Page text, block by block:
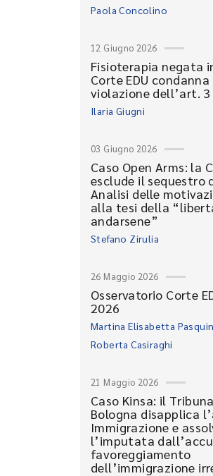
Paola Concolino
12 Giugno 2026
Fisioterapia negata
Corte EDU
violazione dell’art. 3
Ilaria Giugni
03 Giugno 2026
Caso Open Arms: la
esclude il sequestro
Analisi delle
alla tesi della
andarsene”
Stefano Zirulia
26 Maggio 2026
Osservatorio Corte
2026
Martina Elisabetta Pasquin
Roberta Casiraghi
21 Maggio 2026
Caso Kinsa: il
Bologna disapplica
Immigrazione e
l’imputata
favoreggiamento
dell’immigrazione